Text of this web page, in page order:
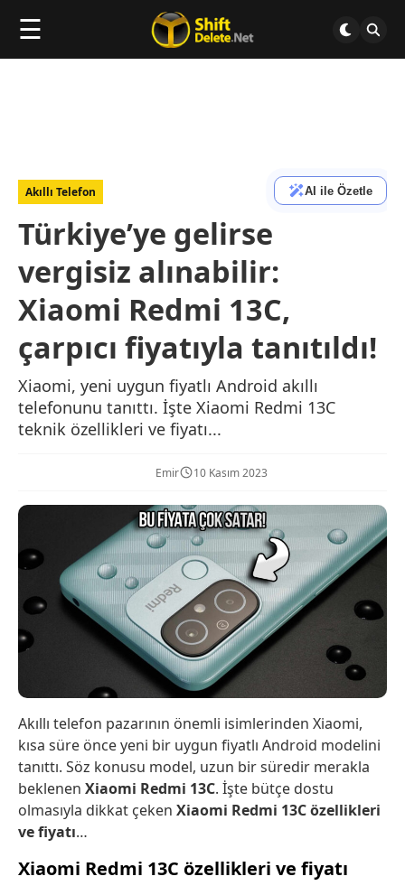
☰
Akıllı Telefon AI ile Özetle
Türkiye’ye gelirse
vergisiz alınabilir:
Xiaomi Redmi 13C,
çarpıcı fiyatıyla tanıtıldı!
Xiaomi, yeni uygun fiyatlı Android akıllı
telefonunu tanıttı. İşte Xiaomi Redmi 13C
teknik özellikleri ve fiyatı...
Emir 10 Kasım 2023
Akıllı telefon pazarının önemli isimlerinden Xiaomi,
kısa süre önce yeni bir uygun fiyatlı Android modelini
tanıttı. Söz konusu model, uzun bir süredir merakla
beklenen Xiaomi Redmi 13C. İşte bütçe dostu
olmasıyla dikkat çeken Xiaomi Redmi 13C özellikleri
ve fiyatı…
Xiaomi Redmi 13C özellikleri ve fiyatı